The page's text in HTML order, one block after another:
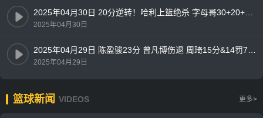
2025年04月30日
2025年04月29日
篮球新闻 VIDEOS 更多>